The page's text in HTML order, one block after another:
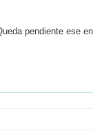
pendiente ese